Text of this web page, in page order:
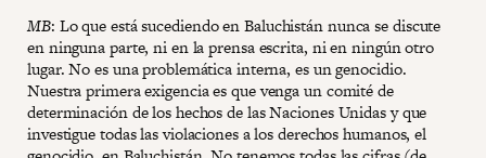
MB: Lo que está sucediendo en Baluchistán nunca se discute
en ninguna parte, ni en la prensa escrita, ni en ningún otro
lugar. No es una problemática interna, es un genocidio.
Nuestra primera exigencia es que venga un comité de
determinación de los hechos de las Naciones Unidas y que
investigue todas las violaciones a los derechos humanos, el